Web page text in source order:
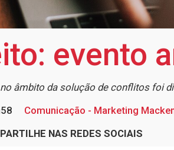
evento
âmbito da solução de conflitos foi
Comunicação - Marketing
NAS REDES SOCIAIS